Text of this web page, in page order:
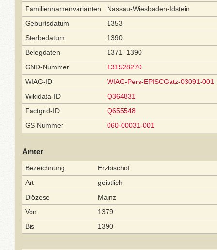
Familiennamenvarianten
Nassau-Wiesbaden-Idstein
Geburtsdatum
1353
Sterbedatum
1390
Belegdaten
1371–1390
GND-Nummer
131528270
WIAG-ID
WIAG-Pers-EPISCGatz-03091-001
Wikidata-ID
Q364831
Factgrid-ID
Q655548
GS Nummer
060-00031-001
Ämter
Bezeichnung
Erzbischof
Art
geistlich
Diözese
Mainz
Von
1379
Bis
1390